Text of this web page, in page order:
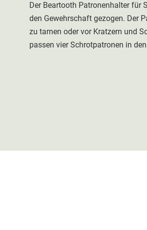
Der Beartooth Patronenhalter für
den Gewehrschaft gezogen. Der
zu tarnen oder vor Kratzern und
passen vier Schrotpatronen in